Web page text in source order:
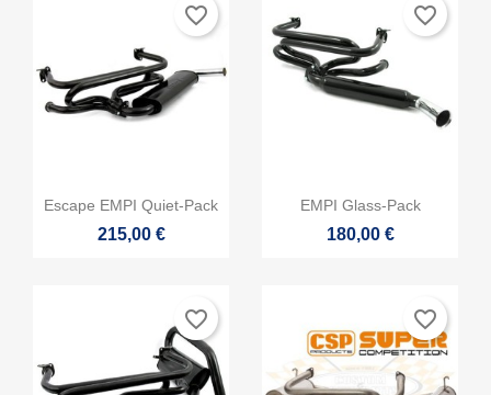
Crear lista de deseos ×
((modalTitle)) ×
Iniciar sesión ×
 Vista rápida
Escape EMPI Quiet-Pack
215,00 €
favorite_border
Vista rápida
EMPI Glass-Pack
180,00 €
favorite_border
favorite_border favorite_border